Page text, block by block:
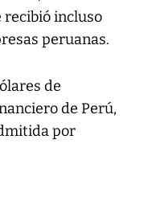
recibió incluso
peruanas.
de
de Perú,
por